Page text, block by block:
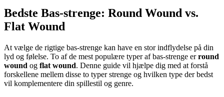
Bedste Bas-strenge: Round Wound vs.
Flat Wound
At vælge de rigtige bas-strenge kan have en stor indflydelse på din
lyd og følelse. To af de mest populære typer af bas-strenge erround
wound og flat wound. Denne guide vil hjælpe dig med at forstå
forskellene mellem disse to typer strenge og hvilken type der bedst
vil komplementere din spillestil og genre.